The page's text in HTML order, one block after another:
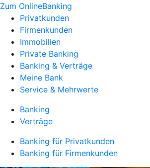
Zum OnlineBanking
Privatkunden
Firmenkunden
Immobilien
Private Banking
Banking & Verträge
Meine Bank
Service & Mehrwerte
Banking
Verträge
Banking für Privatkunden
Banking für Firmenkunden